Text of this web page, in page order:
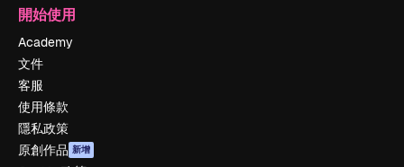
開始使用
Academy
文件
客服
使用條款
隱私政策
原創作品 新增